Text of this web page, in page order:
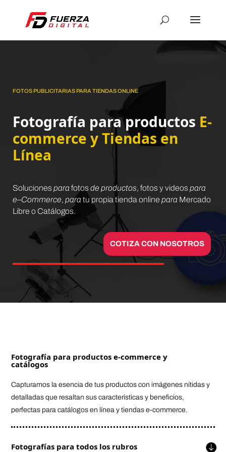
FOTOS PUBLICITARIAS PARA TIENDAS ONLINE
Fotografía para productos E-
commerce y Tiendas en
Línea
Soluciones para fotos de productos, fotos y videos para
e–Commerce, para tu propia tienda online para Mercado
Libre o Catálogos.
COTIZA CON NOSOTROS
Fotografía para productos e-commerce y
catálogos
Capturamos la esencia de tus productos con imágenes nítidas y
detalladas que resaltan sus características y beneficios,
perfectas para catálogos en línea y tiendas e-commerce.
Fotografías para todos los rubros